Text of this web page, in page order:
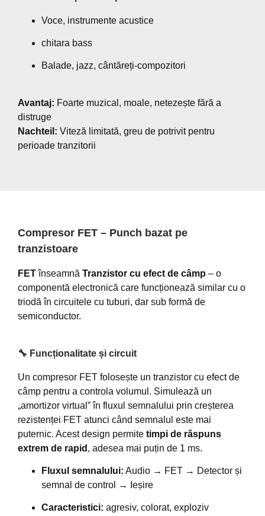
Voce, instrumente acustice
chitara bass
Balade, jazz, cântăreți-compozitori
Avantaj: Foarte muzical, moale, netezește fără a
distruge
Nachteil: Viteză limitată, greu de potrivit pentru
perioade tranzitorii
Compresor FET – Punch bazat pe
tranzistoare
FETînseamnă Tranzistor cu efect de câmp – o
componentă electronică care funcționează similar cu o
triodă în circuitele cu tuburi, dar sub formă de
semiconductor.
🔧 Funcționalitate și circuit
Un compresor FET folosește un tranzistor cu efect de
câmp pentru a controla volumul. Simulează un
„amortizor virtual” în fluxul semnalului prin creșterea
rezistenței FET atunci când semnalul este mai
puternic. Acest design permite timpi de răspuns
extrem de rapid , adesea mai puțin de 1 ms.
Fluxul semnalului: Audio → FET → Detector și
semnal de control → Ieșire
Caracteristici: agresiv, colorat, exploziv